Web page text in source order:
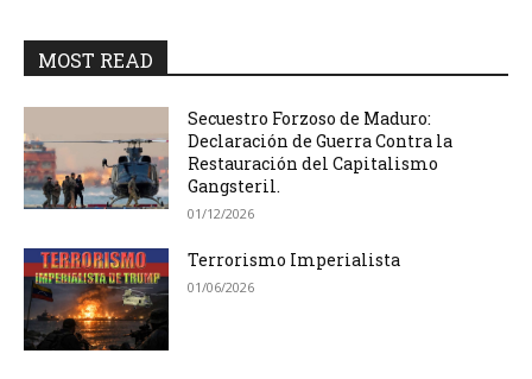
MOST READ
Secuestro Forzoso de Maduro:
Declaración de Guerra Contra la
Restauración del Capitalismo
Gangsteril.
01/12/2026
Terrorismo Imperialista
01/06/2026